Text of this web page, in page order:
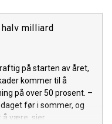
milliard
på starten av året,
kommer til å
på over 50 prosent. –
før i sommer, og
å være, sier